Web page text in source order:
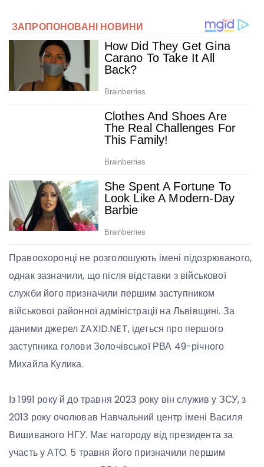
Правоохоронці не розголошують імені підозрюваного,
однак зазначили, що після відставки з військової
служби його призначили першим заступником
військової районної адміністрації на Львівщині. За
даними джерел ZAXID.NET, ідеться про першого
заступника голови Золочівської РВА 49-річного
Михайла Кулика.
Із 1991 року й до травня 2023 року він служив у ЗСУ, з
2013 року очолював Навчальний центр імені Василя
Вишиваного НГУ. Має нагороду від президента за
участь у АТО. 5 травня його призначили першим